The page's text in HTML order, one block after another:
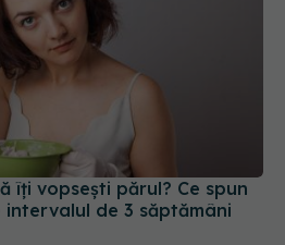
îți vopsești părul? Ce spun
de 3 săptămâni